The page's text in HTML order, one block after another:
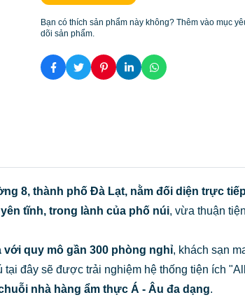
Bạn có thích sản phẩm này không? Thêm vào mục
dõi sản phẩm.
8, thành phố Đà Lạt, nằm đối diện trực
tĩnh, trong lành của phố núi, vừa thuận
quy mô gần 300 phòng nghỉ, khách sạn
đây sẽ được trải nghiệm hệ thống tiện ích
nhà hàng ẩm thực Á - Âu đa dạng.